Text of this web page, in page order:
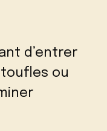
d’entrer
ou